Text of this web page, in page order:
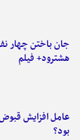
جان باختن چهار
هشترود+ فیلم
عامل افزایش
بود؟